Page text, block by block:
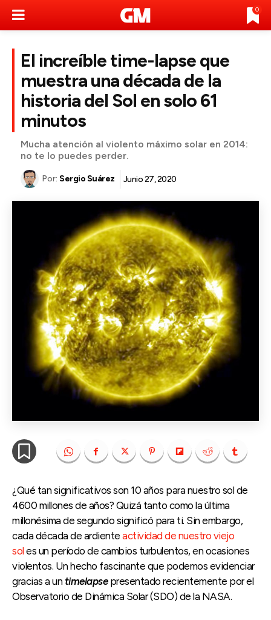
0
El increíble time-lapse que
muestra una década de la
historia del Sol en solo 61
minutos
Mucha atención al violento máximo solar en 2014:
no te lo puedes perder.
Por: Sergio Suárez Junio 27, 2020
¿Qué tan significativos son 10 años para nuestro sol de
4600 millones de años? Quizá tanto como la última
millonésima de segundo significó para ti. Sin embargo,
cada década de ardiente actividad de nuestro viejo
sol es un período de cambios turbulentos, en ocasiones
violentos. Un hecho fascinante que podemos evidenciar
gracias a un timelapsepresentado recientemente por el
Observatorio de Dinámica Solar (SDO) de la NASA.